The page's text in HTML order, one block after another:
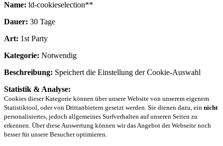
Name: ld-cookieselection**
Dauer: 30 Tage
Art: 1st Party
Kategorie: Notwendig
Beschreibung: Speichert die Einstellung der Cookie-Auswahl
Statistik & Analyse:
Cookies dieser Kategorie können über unsere Website von unserem eigenem
Statistiktool, oder von Drittanbietern gesetzt werden. Sie dienen dazu, ein nicht
personalisiertes, jedoch allgemeines Surfverhalten auf unseren Seiten zu
erkennen. Über diese Auswertung können wir das Angebot der Webseite noch
besser für unsere Besucher optimieren.